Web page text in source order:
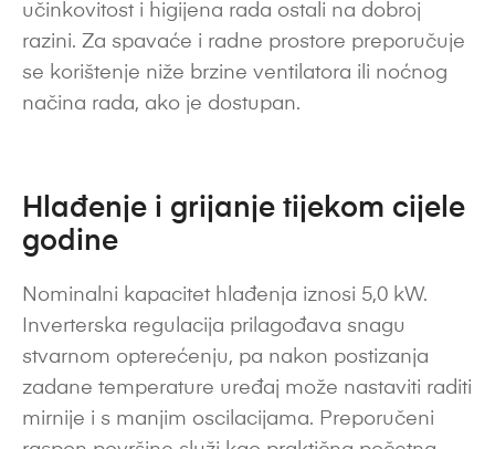
učinkovitost i higijena rada ostali na dobroj
razini. Za spavaće i radne prostore preporučuje
se korištenje niže brzine ventilatora ili noćnog
načina rada, ako je dostupan.
Hlađenje i grijanje tijekom cijele
godine
Nominalni kapacitet hlađenja iznosi 5,0 kW.
Inverterska regulacija prilagođava snagu
stvarnom opterećenju, pa nakon postizanja
zadane temperature uređaj može nastaviti raditi
mirnije i s manjim oscilacijama. Preporučeni